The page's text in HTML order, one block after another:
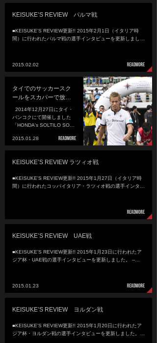
KEISUKE’S REVIEW パルマ戦
■KEISUKE'S REVIEW更新!! 2015年2月1日（イタリア時
間）に行われたパルマ戦の選手インタビューを更新しまし…
2015.02.02
タイでのサッカースク
ールをスカパーで放…
2014年12月27日にタイ・
バンコクにて開催しました
「HONDA's SOLTILO SO…
2015.01.28
KEISUKE’S REVIEW ラツィオ戦
■KEISUKE'S REVIEW更新!! 2015年1月27日（イタリア時
間）に行われたコッパイタリア・ラツィオ戦の選手インタ…
KEISUKE’S REVIEW UAE戦
■KEISUKE'S REVIEW更新!! 2015年1月23日に行われたア
ジア杯・UAE戦の選手インタビューを更新しました。 --…
2015.01.23
KEISUKE’S REVIEW ヨルダン戦
■KEISUKE'S REVIEW更新!! 2015年1月20日に行われたア
ジア杯・ヨルダン戦の選手インタビューを更新しました。…